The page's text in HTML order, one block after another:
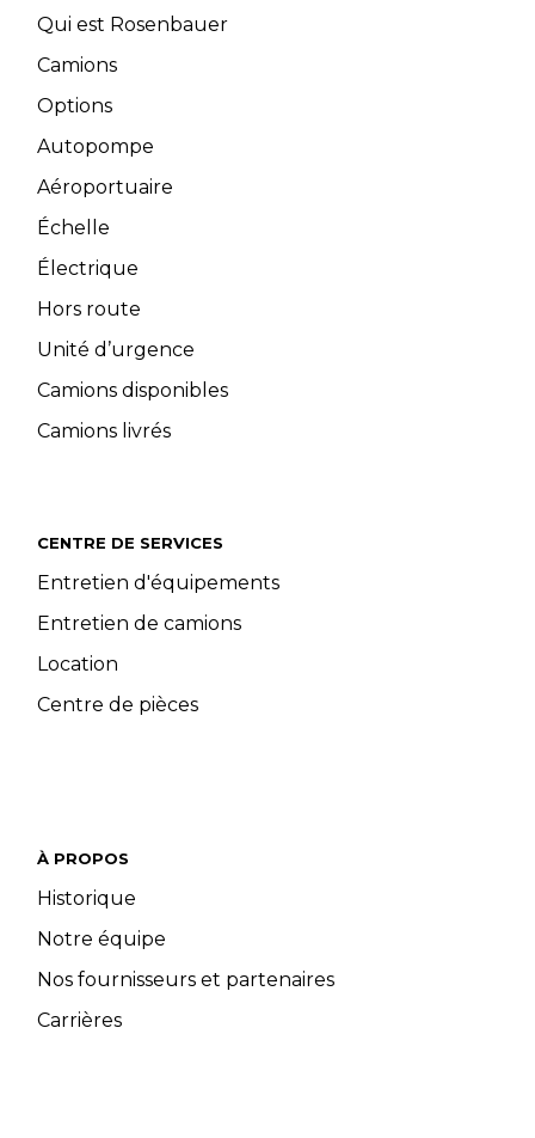
Qui est Rosenbauer
Camions
Options
Autopompe
Aéroportuaire
Échelle
Électrique
Hors route
Unité d’urgence
Camions disponibles
Camions livrés
CENTRE DE SERVICES
Entretien d'équipements
Entretien de camions
Location
Centre de pièces
À PROPOS
Historique
Notre équipe
Nos fournisseurs et partenaires
Carrières